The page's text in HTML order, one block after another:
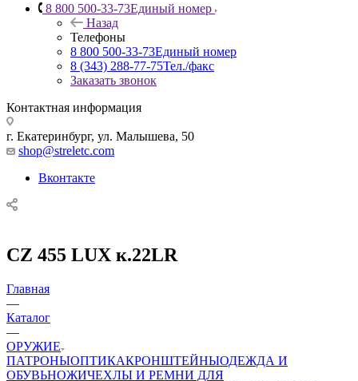
8 800 500-33-73Единый номер
Назад
Телефоны
8 800 500-33-73Единый номер
8 (343) 288-77-75Тел./факс
Заказать звонок
Контактная информация
г. Екатеринбург, ул. Малышева, 50
shop@streletc.com
Вконтакте
CZ 455 LUX к.22LR
Главная
—
Каталог
—
ОРУЖИЕ
ПАТРОНЫОПТИКАКРОНШТЕЙНЫОДЕЖДА И
ОБУВЬНОЖИЧЕХЛЫ И РЕМНИ ДЛЯ